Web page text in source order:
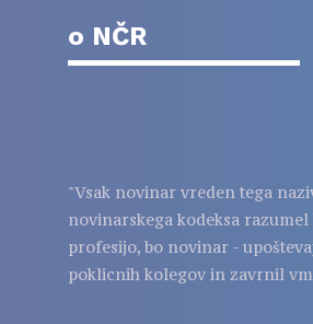
o NČR
"Vsak novinar vreden tega
novinarskega kodeksa
profesijo, bo novinar -
poklicnih kolegov in zavrnil